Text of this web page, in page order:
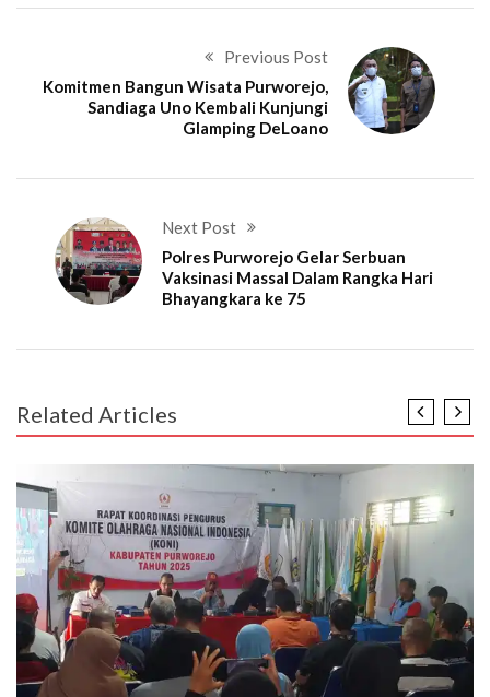
Previous Post
Komitmen Bangun Wisata Purworejo,
Sandiaga Uno Kembali Kunjungi
Glamping DeLoano
Next Post
Polres Purworejo Gelar Serbuan
Vaksinasi Massal Dalam Rangka Hari
Bhayangkara ke 75
Related Articles